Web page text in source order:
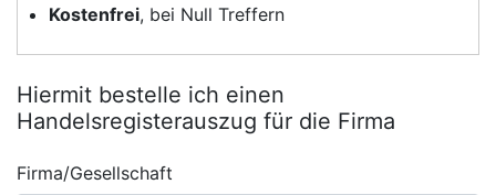
Kostenfrei, bei Null Treffern
Hiermit bestelle ich einen
Handelsregisterauszug für die Firma
Firma/Gesellschaft